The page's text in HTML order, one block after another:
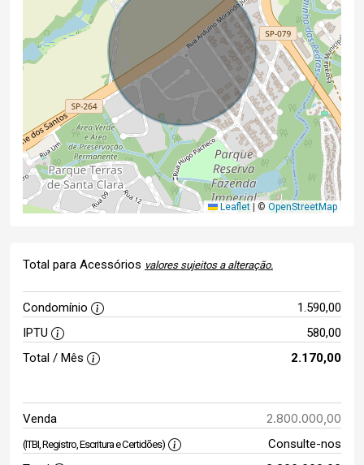
Leaflet | © OpenStreetMap
Total para Acessórios valores sujeitos a alteração.
Condomínio
1.590,00
IPTU
580,00
Total / Mês
2.170,00
Venda 2.800.000,00
(ITBI, Registro, Escritura e Certidões)
Consulte-nos